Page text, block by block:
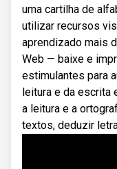
uma cartilha de
utilizar recursos
aprendizado mais
Web — baixe e
estimulantes para
leitura e da escrita
a leitura e a
textos, deduzir